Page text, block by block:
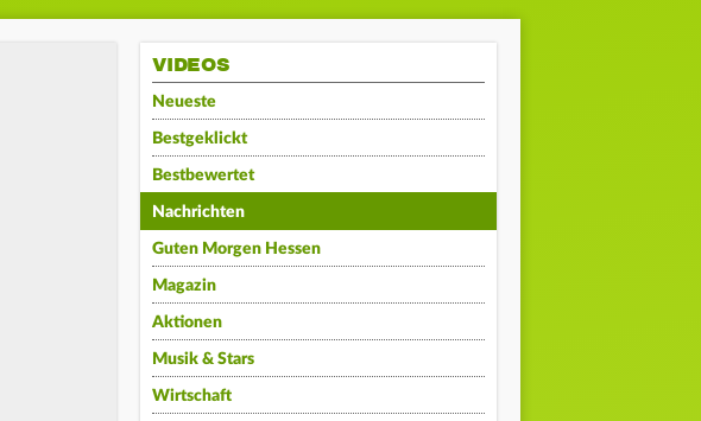
VIDEOS
Neueste
Bestgeklickt
Bestbewertet
Nachrichten
Guten Morgen Hessen
Magazin
Aktionen
Musik & Stars
Wirtschaft